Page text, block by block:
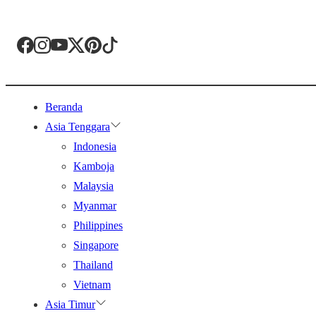
Beranda
Asia Tenggara
Indonesia
Kamboja
Malaysia
Myanmar
Philippines
Singapore
Thailand
Vietnam
Asia Timur